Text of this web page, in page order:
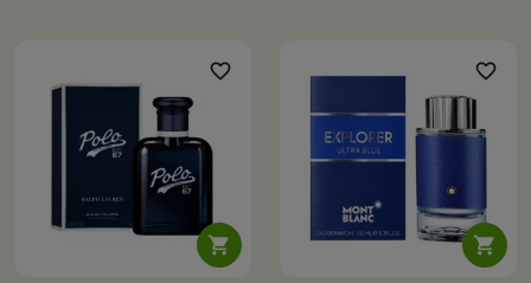

favorite_border

favorite_border